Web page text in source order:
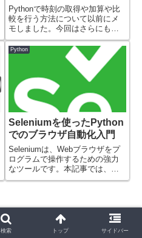
Pythonで時刻の取得や加算や比
較を行う方法について以前にメ
モしました。今回はさらにもう
少し具体的...
Python
Seleniumを使ったPython
でのブラウザ自動化入門
Seleniumは、Webブラウザをプ
ログラムで操作するための強力
なツールです。本記事では、
Sele...
検索 トップ サイドバー